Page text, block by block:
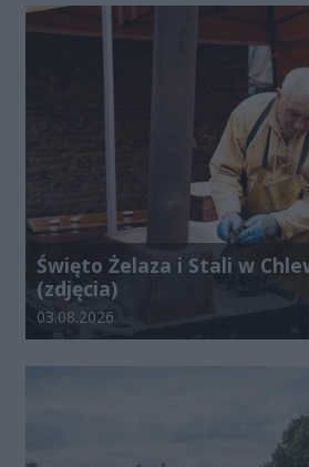
Święto Żelaza i Stali w
(zdjęcia)
Data dodania galerii:
03.08.2026